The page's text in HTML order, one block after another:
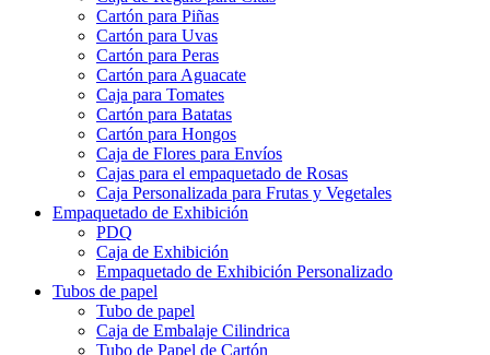
Cartón para Piñas
Cartón para Uvas
Cartón para Peras
Cartón para Aguacate
Caja para Tomates
Cartón para Batatas
Cartón para Hongos
Caja de Flores para Envíos
Cajas para el empaquetado de Rosas
Caja Personalizada para Frutas y Vegetales
Empaquetado de Exhibición
PDQ
Caja de Exhibición
Empaquetado de Exhibición Personalizado
Tubos de papel
Tubo de papel
Caja de Embalaje Cilindrica
Tubo de Papel de Cartón